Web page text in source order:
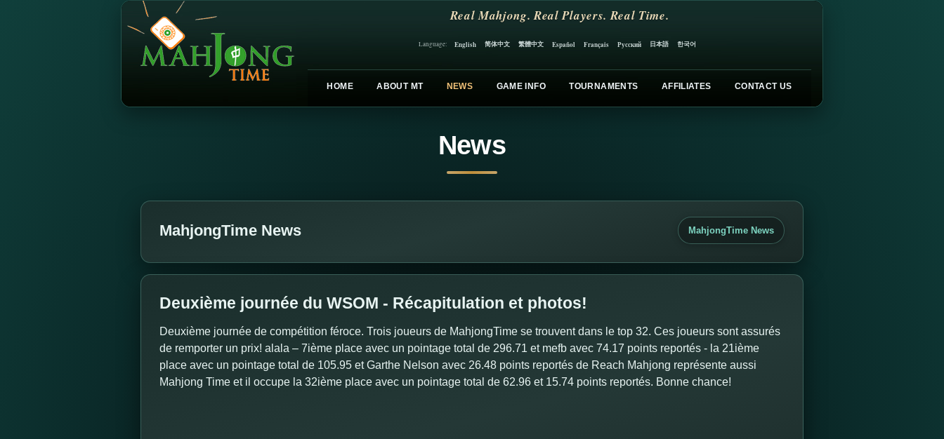
Real Mahjong. Real Players. Real Time.
Language: English 简体中文 繁體中文 Español Français Русский 日本語 한국어
HOME ABOUT MT NEWS GAME INFO TOURNAMENTS AFFILIATES CONTACT US
News
MahjongTime News MahjongTime News
Deuxième journée du WSOM - Récapitulation et photos!
Deuxième journée de compétition féroce. Trois joueurs de MahjongTime se trouvent dans le top 32. Ces joueurs sont assurés
de remporter un prix! alala – 7ième place avec un pointage total de 296.71 et mefb avec 74.17 points reportés - la 21ième
place avec un pointage total de 105.95 et Garthe Nelson avec 26.48 points reportés de Reach Mahjong représente aussi
Mahjong Time et il occupe la 32ième place avec un pointage total de 62.96 et 15.74 points reportés. Bonne chance!